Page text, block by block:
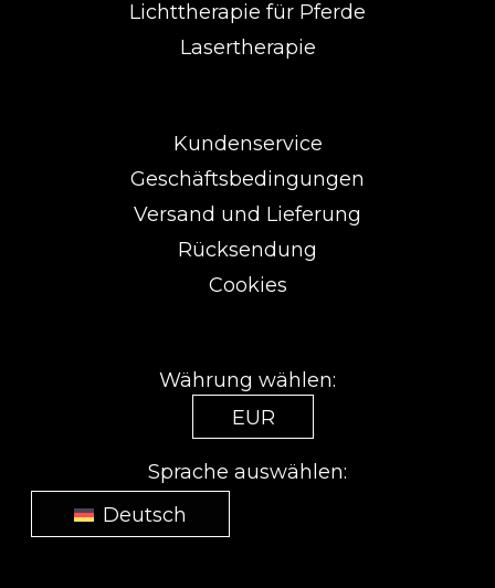
Lichttherapie für Pferde
Lasertherapie
Kundenservice
Geschäftsbedingungen
Versand und Lieferung
Rücksendung
Cookies
Währung wählen:
EUR
Sprache auswählen:
Deutsch